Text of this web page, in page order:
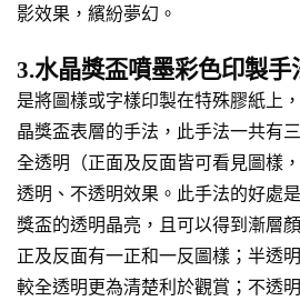
影效果，繽紛夢幻。
3.水晶獎盃噴墨彩色印製手
是將圖樣或字樣印製在特殊膠紙上
晶獎盃表層的手法，此手法一共有
全透明（正面及反面皆可看見圖樣
透明、不透明效果。此手法的好處
獎盃的透明晶亮，且可以得到漸層
正及反面有一正和一反圖樣；半透
較全透明更為清楚利於觀賞；不透